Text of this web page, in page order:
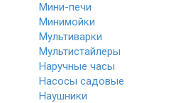
Мини-печи
Минимойки
Мультиварки
Мультистайлеры
Наручные часы
Насосы садовые
Наушники